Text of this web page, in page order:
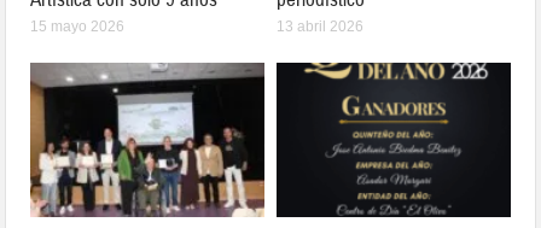
15 mayo 2026 13 abril 2026